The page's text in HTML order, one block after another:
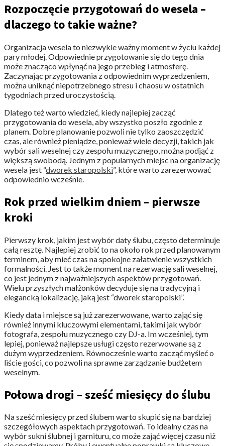
Rozpoczęcie przygotowań do wesela –
dlaczego to takie ważne?
Organizacja wesela to niezwykle ważny moment w życiu każdej
pary młodej. Odpowiednie przygotowanie się do tego dnia
może znacząco wpłynąć na jego przebieg i atmosferę.
Zaczynając przygotowania z odpowiednim wyprzedzeniem,
można uniknąć niepotrzebnego stresu i chaosu w ostatnich
tygodniach przed uroczystością.
Dlatego też warto wiedzieć, kiedy najlepiej zacząć
przygotowania do wesela, aby wszystko poszło zgodnie z
planem. Dobre planowanie pozwoli nie tylko zaoszczędzić
czas, ale również pieniądze, ponieważ wiele decyzji, takich jak
wybór sali weselnej czy zespołu muzycznego, można podjąć z
większą swobodą. Jednym z popularnych miejsc na organizację
wesela jest “dworek staropolski”, które warto zarezerwować
odpowiednio wcześnie.
Rok przed wielkim dniem – pierwsze
kroki
Pierwszy krok, jakim jest wybór daty ślubu, często determinuje
całą resztę. Najlepiej zrobić to na około rok przed planowanym
terminem, aby mieć czas na spokojne załatwienie wszystkich
formalności. Jest to także moment na rezerwację sali weselnej,
co jest jednym z najważniejszych aspektów przygotowań.
Wielu przyszłych małżonków decyduje się na tradycyjną i
elegancką lokalizację, jaką jest “dworek staropolski”.
Kiedy data i miejsce są już zarezerwowane, warto zająć się
również innymi kluczowymi elementami, takimi jak wybór
fotografa, zespołu muzycznego czy DJ-a. Im wcześniej, tym
lepiej, ponieważ najlepsze usługi często rezerwowane są z
dużym wyprzedzeniem. Równocześnie warto zacząć myśleć o
liście gości, co pozwoli na sprawne zarządzanie budżetem
weselnym.
Połowa drogi – sześć miesięcy do ślubu
Na sześć miesięcy przed ślubem warto skupić się na bardziej
szczegółowych aspektach przygotowań. To idealny czas na
wybór sukni ślubnej i garnituru, co może zająć więcej czasu niż